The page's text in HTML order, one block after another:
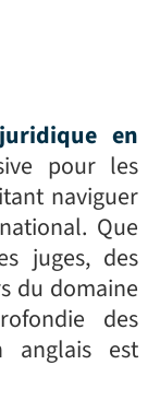
en
pour les
naviguer
Que
juges, des
du domaine
des
anglais est